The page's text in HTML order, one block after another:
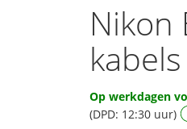
Nikon
Op werkdagen
(DPD: 12:30 uur)